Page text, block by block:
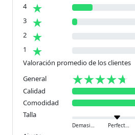
4
3
2
1
Valoración promedio de los clientes
General
Calidad
Comodidad
Talla
Demasiado pequeño Perfecto